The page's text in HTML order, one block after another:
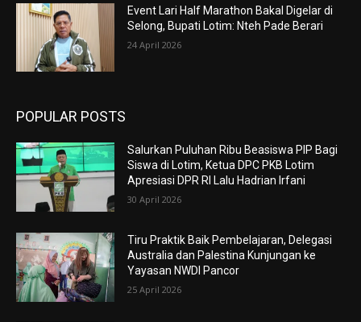
Event Lari Half Marathon Bakal Digelar di
Selong, Bupati Lotim: Nteh Pade Berari
24 April 2026
POPULAR POSTS
Salurkan Puluhan Ribu Beasiswa PIP Bagi
Siswa di Lotim, Ketua DPC PKB Lotim
Apresiasi DPR RI Lalu Hadrian Irfani
30 April 2026
Tiru Praktik Baik Pembelajaran, Delegasi
Australia dan Palestina Kunjungan ke
Yayasan NWDI Pancor
25 April 2026